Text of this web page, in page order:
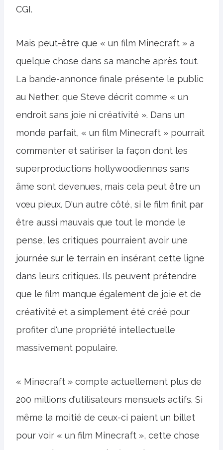
CGI.
Mais peut-être que « un film Minecraft » a
quelque chose dans sa manche après tout.
La bande-annonce finale présente le public
au Nether, que Steve décrit comme « un
endroit sans joie ni créativité ». Dans un
monde parfait, « un film Minecraft » pourrait
commenter et satiriser la façon dont les
superproductions hollywoodiennes sans
âme sont devenues, mais cela peut être un
vœu pieux. D'un autre côté, si le film finit par
être aussi mauvais que tout le monde le
pense, les critiques pourraient avoir une
journée sur le terrain en insérant cette ligne
dans leurs critiques. Ils peuvent prétendre
que le film manque également de joie et de
créativité et a simplement été créé pour
profiter d'une propriété intellectuelle
massivement populaire.
« Minecraft » compte actuellement plus de
200 millions d'utilisateurs mensuels actifs. Si
même la moitié de ceux-ci paient un billet
pour voir « un film Minecraft », cette chose